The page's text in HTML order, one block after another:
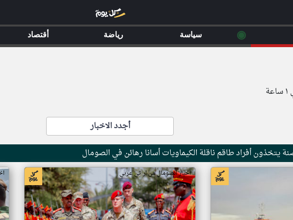
أجدد الاخبار
يتخذون أفراد طاقم ناقلة الكيماويات أسانا رهائن في الصومال
اخبار الصومال من ار تي عربي
◉ سياسة رياضة أقتصاد